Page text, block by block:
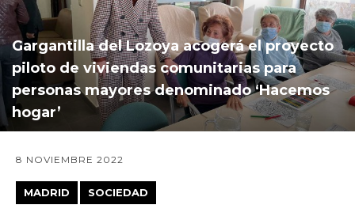
Gargantilla del Lozoya acogerá el proyecto
piloto de viviendas comunitarias para
personas mayores denominado ‘Hacemos
hogar’
8 NOVIEMBRE 2022
MADRID SOCIEDAD